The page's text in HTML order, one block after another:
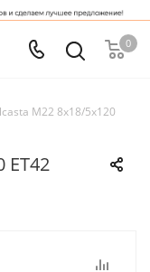
0
M22 8x18/5x120
ET42